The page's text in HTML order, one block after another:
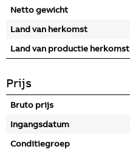
Netto gewicht
Land van herkomst
Land van productie herkomst
Prijs
Bruto prijs
Ingangsdatum
Conditiegroep